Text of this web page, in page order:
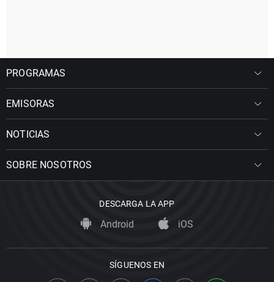
PROGRAMAS
EMISORAS
NOTICIAS
SOBRE NOSOTROS
DESCARGA LA APP
Android iOS
SÍGUENOS EN